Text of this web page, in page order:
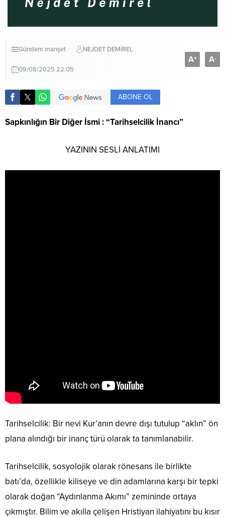
Gündem manşet NEJDET DEMİREL
09/08/2025 22:05
A+ A-
ABONE OL
Sapkınlığın Bir Diğer İsmi : “Tarihselcilik İnancı”
YAZININ SESLİ ANLATIMI
Tarihselcilik: Bir nevi Kur’anın devre dışı tutulup “aklın” ön
plana alındığı bir inanç türü olarak ta tanımlanabilir.
Tarihselcilik, sosyolojik olarak rönesans ile birlikte
batı’da, özellikle kiliseye ve din adamlarına karşı bir tepki
olarak doğan “Aydınlanma Akımı” zemininde ortaya
çıkmıştır. Bilim ve akılla çelişen Hristiyan ilahiyatını bu kısır